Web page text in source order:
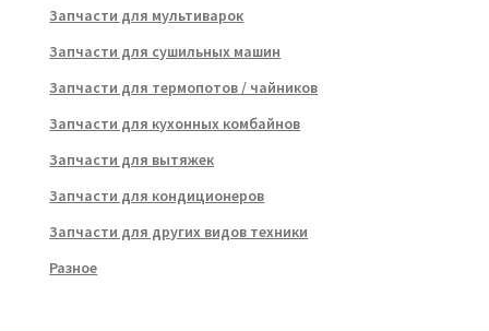
Запчасти для мультиварок
Запчасти для сушильных машин
Запчасти для термопотов / чайников
Запчасти для кухонных комбайнов
Запчасти для вытяжек
Запчасти для кондиционеров
Запчасти для других видов техники
Разное